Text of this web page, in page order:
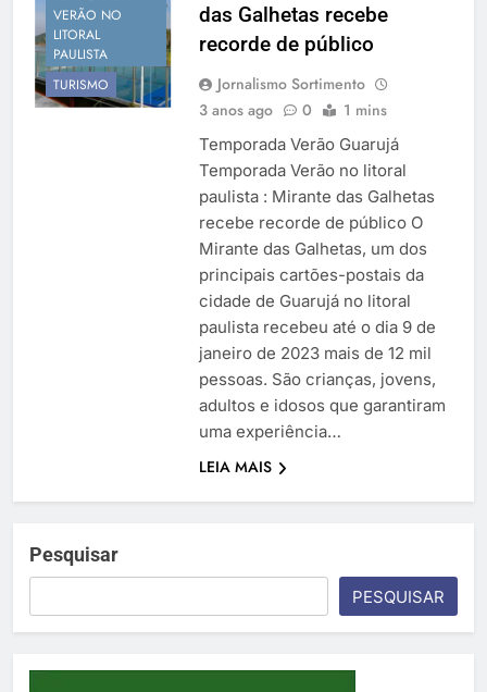
Temporada Verão 2027
VERÃO NO
LITORAL
PAULISTA
TURISMO
das Galhetas recebe
recorde de público
Jornalismo Sortimento
3 anos ago
0 1 mins
Temporada Verão Guarujá
Temporada Verão no litoral
paulista : Mirante das Galhetas
recebe recorde de público O
Mirante das Galhetas, um dos
principais cartões-postais da
cidade de Guarujá no litoral
paulista recebeu até o dia 9 de
janeiro de 2023 mais de 12 mil
pessoas. São crianças, jovens,
adultos e idosos que garantiram
uma experiência…
LEIA MAIS
Pesquisar
PESQUISAR